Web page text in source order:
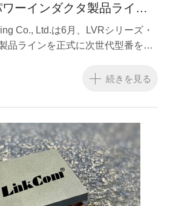
ーインダクタ製品ライン
率電源への展開する
Co., Ltd.は6月、LVRシリーズ・
品ラインを正式に次世代型番をリ
おける技術的優位性をさらに強化
HPC）市場の需要に継続して対応
続きを見る